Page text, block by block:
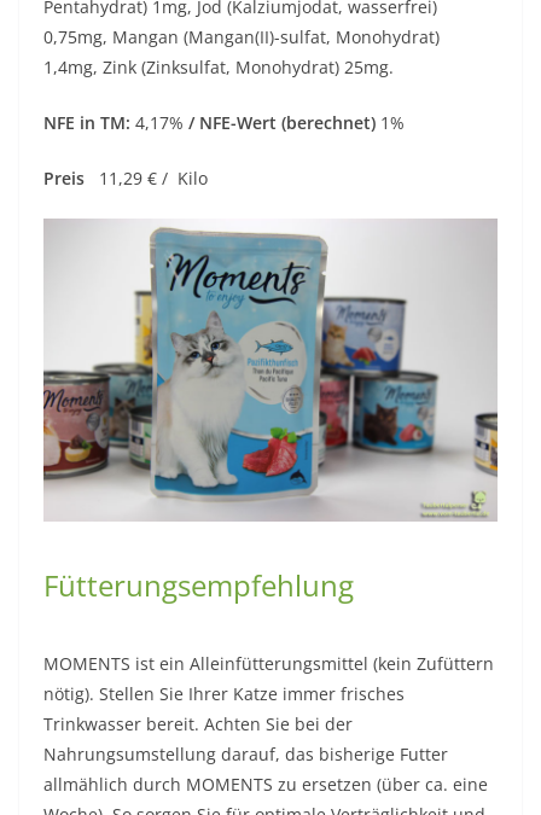
Pentahydrat) 1mg, Jod (Kalziumjodat, wasserfrei)
0,75mg, Mangan (Mangan(II)-sulfat, Monohydrat)
1,4mg, Zink (Zinksulfat, Monohydrat) 25mg.
NFE in TM: 4,17% / NFE-Wert (berechnet) 1%
Preis 11,29 € / Kilo
Fütterungsempfehlung
MOMENTS ist ein Alleinfütterungsmittel (kein Zufüttern
nötig). Stellen Sie Ihrer Katze immer frisches
Trinkwasser bereit. Achten Sie bei der
Nahrungsumstellung darauf, das bisherige Futter
allmählich durch MOMENTS zu ersetzen (über ca. eine